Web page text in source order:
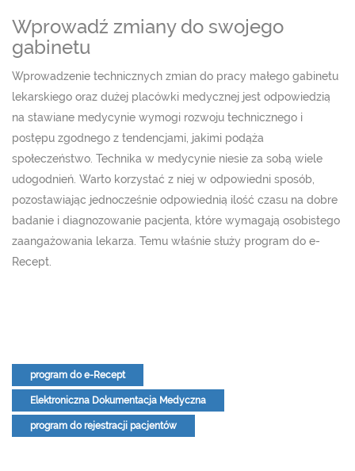
Wprowadź zmiany do swojego
gabinetu
Wprowadzenie technicznych zmian do pracy małego gabinetu
lekarskiego oraz dużej placówki medycznej jest odpowiedzią
na stawiane medycynie wymogi rozwoju technicznego i
postępu zgodnego z tendencjami, jakimi podąża
społeczeństwo. Technika w medycynie niesie za sobą wiele
udogodnień. Warto korzystać z niej w odpowiedni sposób,
pozostawiając jednocześnie odpowiednią ilość czasu na dobre
badanie i diagnozowanie pacjenta, które wymagają osobistego
zaangażowania lekarza. Temu właśnie służy program do e-
Recept.
program do e-Recept
Elektroniczna Dokumentacja Medyczna
program do rejestracji pacjentów